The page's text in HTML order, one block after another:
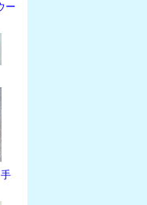
ー